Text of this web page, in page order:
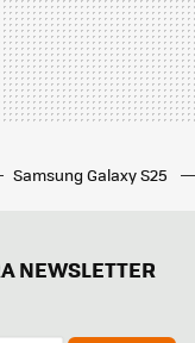
Samsung Galaxy S25
NEWSLETTER